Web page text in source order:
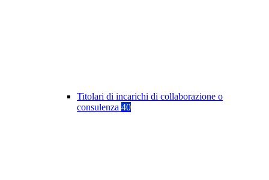
Titolari di incarichi di collaborazione o
consulenza 40